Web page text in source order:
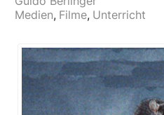
Medien Filme Unterricht